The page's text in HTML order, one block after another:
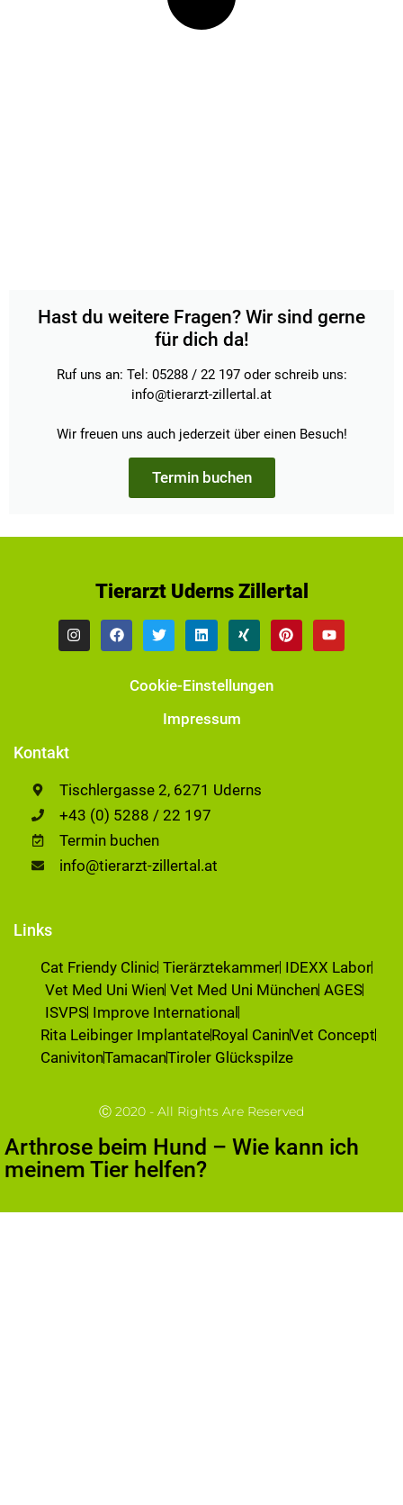
Hast du weitere Fragen? Wir sind gerne
für dich da!
Ruf uns an: Tel: 05288 / 22 197 oder schreib uns:
info@tierarzt-zillertal.at
Wir freuen uns auch jederzeit über einen Besuch!
Termin buchen
Tierarzt Uderns Zillertal
Cookie-Einstellungen
Impressum
Kontakt
Tischlergasse 2, 6271 Uderns
+43 (0) 5288 / 22 197
Termin buchen
info@tierarzt-zillertal.at
Links
Cat Friendy Clinic Tierärztekammer IDEXX Labor
Vet Med Uni Wien Vet Med Uni München AGES
ISVPS Improve International
Rita Leibinger ImplantateRoyal CaninVet Concept
CanivitonTamacanTiroler Glückspilze
Ⓒ 2020 - All Rights Are Reserved
Arthrose beim Hund – Wie kann ich
meinem Tier helfen?